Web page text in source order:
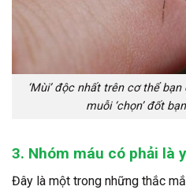
‘Mùi’ độc nhất trên cơ thể
muỗi ‘chọn’ đốt
3. Nhóm máu có phải là
Đây là một trong những thắc